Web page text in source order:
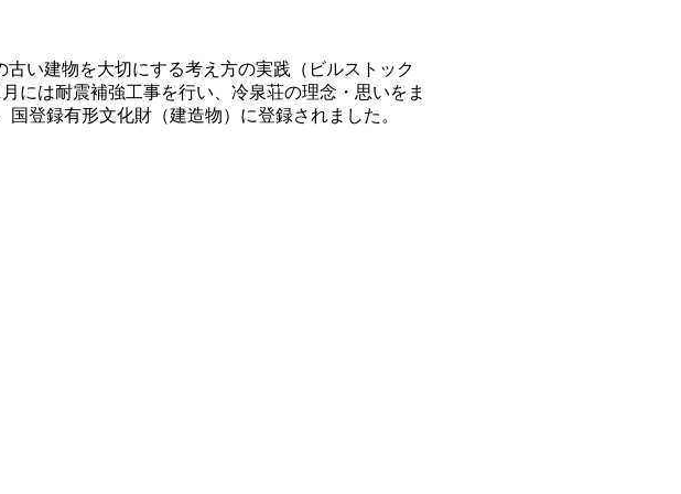
い建物を大切にする考え方の実践（ビルストック
には耐震補強工事を行い、冷泉荘の理念・思いをま
登録有形文化財（建造物）に登録されました。